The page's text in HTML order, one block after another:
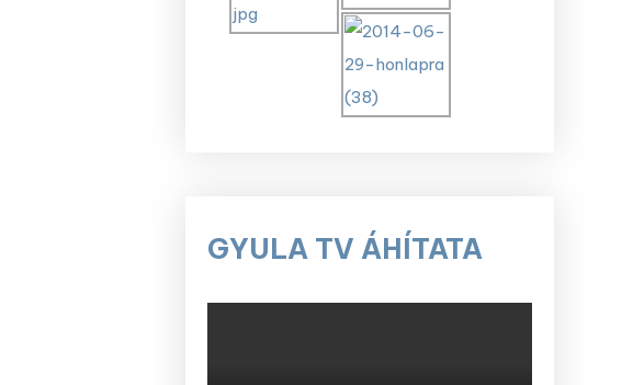
GYULA TV ÁHÍTATA